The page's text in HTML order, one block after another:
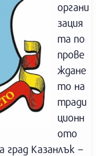
органи
зация
та по
прове
ждане
то на
тради
ционн
ото
град Казанлък –